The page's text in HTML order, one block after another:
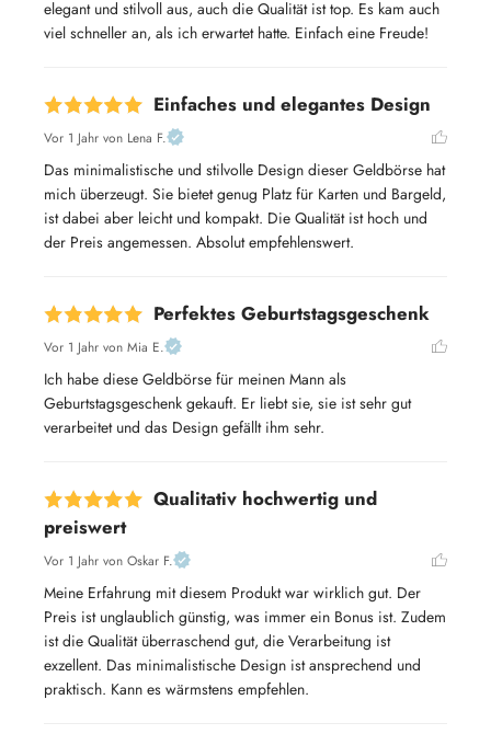
elegant und stilvoll aus, auch die Qualität ist top. Es kam auch
viel schneller an, als ich erwartet hatte. Einfach eine Freude!
Einfaches und elegantes Design
Vor 1 Jahr von Lena F.
Das minimalistische und stilvolle Design dieser Geldbörse hat
mich überzeugt. Sie bietet genug Platz für Karten und Bargeld,
ist dabei aber leicht und kompakt. Die Qualität ist hoch und
der Preis angemessen. Absolut empfehlenswert.
Perfektes Geburtstagsgeschenk
Vor 1 Jahr von Mia E.
Ich habe diese Geldbörse für meinen Mann als
Geburtstagsgeschenk gekauft. Er liebt sie, sie ist sehr gut
verarbeitet und das Design gefällt ihm sehr.
Qualitativ hochwertig und
preiswert
Vor 1 Jahr von Oskar F.
Meine Erfahrung mit diesem Produkt war wirklich gut. Der
Preis ist unglaublich günstig, was immer ein Bonus ist. Zudem
ist die Qualität überraschend gut, die Verarbeitung ist
exzellent. Das minimalistische Design ist ansprechend und
praktisch. Kann es wärmstens empfehlen.